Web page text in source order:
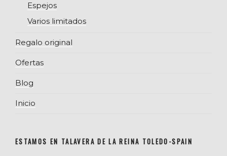
Espejos
Varios limitados
Regalo original
Ofertas
Blog
Inicio
ESTAMOS EN TALAVERA DE LA REINA TOLEDO-SPAIN